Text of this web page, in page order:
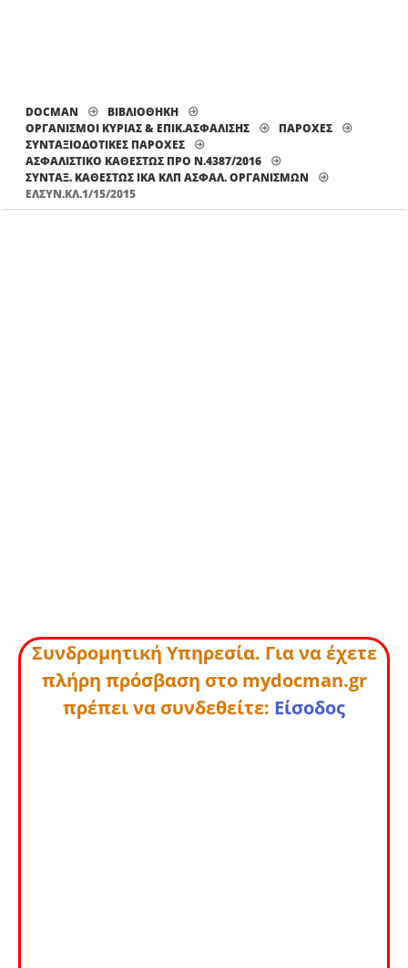
DOCMAN
ΒΙΒΛΙΟΘΗΚΗ
ΟΡΓΑΝΙΣΜΟΙ ΚΥΡΙΑΣ & ΕΠΙΚ.ΑΣΦΑΛΙΣΗΣ
ΠΑΡΟΧΕΣ
ΣΥΝΤΑΞΙΟΔΟΤΙΚΕΣ ΠΑΡΟΧΕΣ
ΑΣΦΑΛΙΣΤΙΚΟ ΚΑΘΕΣΤΩΣ ΠΡΟ Ν.4387/2016
ΣΥΝΤΑΞ. ΚΑΘΕΣΤΏΣ ΙΚΑ ΚΛΠ ΑΣΦΑΛ. ΟΡΓΑΝΙΣΜΏΝ
ΕΛΣΥΝ.ΚΛ.1/15/2015
Συνδρομητική Υπηρεσία. Για να έχετε
πλήρη πρόσβαση στο mydocman.gr
πρέπει να συνδεθείτε: Είσοδος